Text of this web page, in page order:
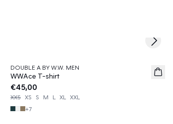
News
DOUBLE A BY W.W. MEN
WWAce T-shirt
€45,00
XXS XS S M L XL
XXL
+7
Next